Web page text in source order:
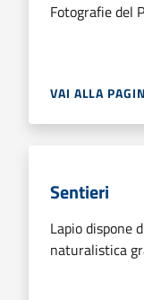
Fotografie del
VAI ALLA
Sentieri
Lapio dispone
naturalistica